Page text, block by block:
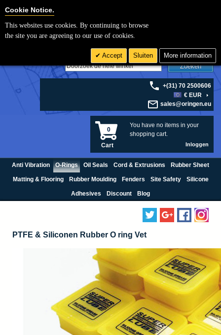
Zoeken
+(31) 70 2500606
€ EUR
sales@oringen.eu
You have no items in your
shopping cart.
0
Cart Inloggen
Anti Vibration O-Rings Oil Seals Cord & Extrusions Rubber Sheet
Matting & Flooring Rubber Moulding Fenders Site Safety Silicone
Adhesives Discount Blog
PTFE & Siliconen Rubber O ring Vet
Cookie Notice.
This websites use cookies. By continuing to browse
the site you are agreeing to our use of cookies.
Accept Sluiten More information
Cookie Settings